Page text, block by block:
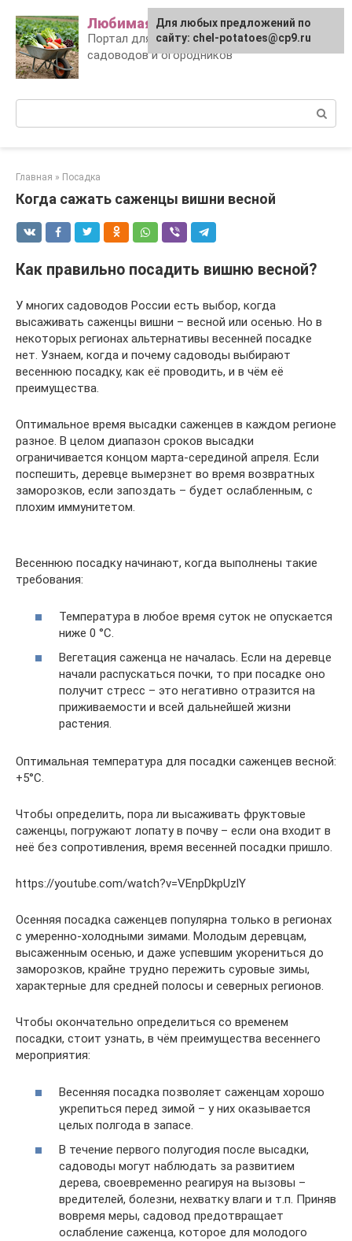
content
Любимая дача
Портал для заботливых
садоводов и огородников
Главная » Посадка
Когда сажать саженцы вишни весной
Как правильно посадить вишню весной?
У многих садоводов России есть выбор, когда
высаживать саженцы вишни – весной или осенью. Но в
некоторых регионах альтернативы весенней посадке
нет. Узнаем, когда и почему садоводы выбирают
весеннюю посадку, как её проводить, и в чём её
преимущества.
Оптимальное время высадки саженцев в каждом регионе
разное. В целом диапазон сроков высадки
ограничивается концом марта-серединой апреля. Если
поспешить, деревце вымерзнет во время возвратных
заморозков, если запоздать – будет ослабленным, с
плохим иммунитетом.
Весеннюю посадку начинают, когда выполнены такие
требования:
Температура в любое время суток не опускается
ниже 0 °С.
Вегетация саженца не началась. Если на деревце
начали распускаться почки, то при посадке оно
получит стресс – это негативно отразится на
приживаемости и всей дальнейшей жизни
растения.
Оптимальная температура для посадки саженцев весной:
+5°С.
Чтобы определить, пора ли высаживать фруктовые
саженцы, погружают лопату в почву – если она входит в
неё без сопротивления, время весенней посадки пришло.
https://youtube.com/watch?v=VEnpDkpUzlY
Осенняя посадка саженцев популярна только в регионах
с умеренно-холодными зимами. Молодым деревцам,
высаженным осенью, и даже успевшим укорениться до
заморозков, крайне трудно пережить суровые зимы,
характерные для средней полосы и северных регионов.
Чтобы окончательно определиться со временем
посадки, стоит узнать, в чём преимущества весеннего
мероприятия:
Весенняя посадка позволяет саженцам хорошо
укрепиться перед зимой – у них оказывается
целых полгода в запасе.
В течение первого полугодия после высадки,
садоводы могут наблюдать за развитием
дерева, своевременно реагируя на вызовы –
вредителей, болезни, нехватку влаги и т.п. Приняв
вовремя меры, садовод предотвращает
ослабление саженца, которое для молодого
Для любых предложений по
сайту: chel-potatoes@cp9.ru